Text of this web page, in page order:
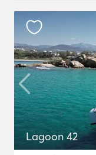
Lagoon 42